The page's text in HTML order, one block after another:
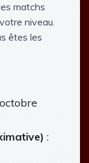
matchs
niveau.
êtes les
: